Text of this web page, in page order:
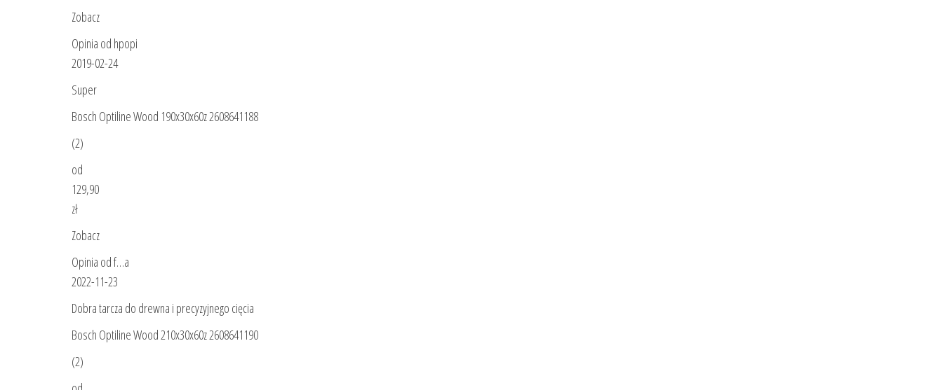
Zobacz
Opinia od hpopi
2019-02-24
Super
Bosch Optiline Wood 190x30x60z 2608641188
(2)
od
129,90
zł
Zobacz
Opinia od f…a
2022-11-23
Dobra tarcza do drewna i precyzyjnego cięcia
Bosch Optiline Wood 210x30x60z 2608641190
(2)